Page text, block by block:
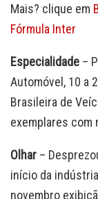
Mais? clique em
Fórmula Inter
Especialidade –
Automóvel, 10 a
Brasileira de
exemplares com
Olhar –
início da
novembro